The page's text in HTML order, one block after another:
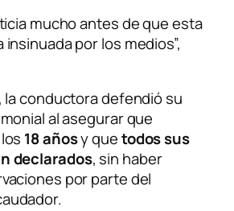
mucho antes de que esta
por los medios”,
la conductora defendió su
al asegurar que
18 añosy quetodos sus
declarados, sin haber
por parte del